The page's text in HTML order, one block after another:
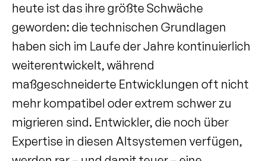
heute ist das ihre größte Schwäche
geworden: die technischen Grundlagen
haben sich im Laufe der Jahre kontinuierlich
weiterentwickelt, während
maßgeschneiderte Entwicklungen oft nicht
mehr kompatibel oder extrem schwer zu
migrieren sind. Entwickler, die noch über
Expertise in diesen Altsystemen verfügen,